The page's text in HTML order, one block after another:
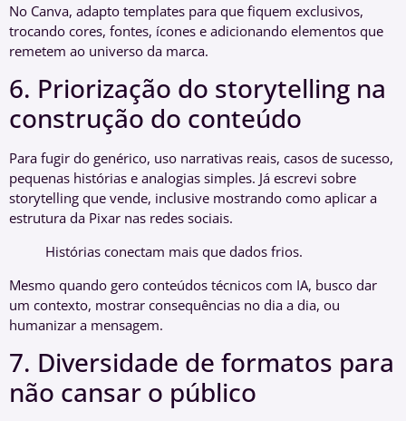
No Canva, adapto templates para que fiquem exclusivos,
trocando cores, fontes, ícones e adicionando elementos que
remetem ao universo da marca.
6. Priorização do storytelling na
construção do conteúdo
Para fugir do genérico, uso narrativas reais, casos de sucesso,
pequenas histórias e analogias simples. Já escrevi sobre
storytelling que vende, inclusive mostrando como aplicar a
estrutura da Pixar nas redes sociais.
Histórias conectam mais que dados frios.
Mesmo quando gero conteúdos técnicos com IA, busco dar
um contexto, mostrar consequências no dia a dia, ou
humanizar a mensagem.
7. Diversidade de formatos para
não cansar o público